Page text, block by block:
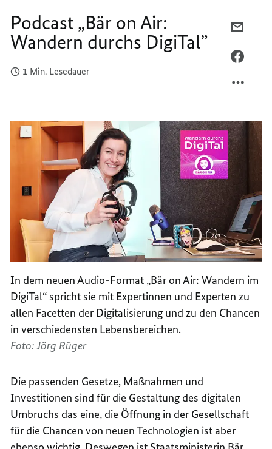
DigiTal”
Podcast „Bär on Air:
Wandern durchs DigiTal”
1 Min. Lesedauer
AIR:
ON
AIR:
In dem neuen Audio-Format „Bär on Air: Wandern im
DigiTal“ spricht sie mit Expertinnen und Experten zu
allen Facetten der Digitalisierung und zu den Chancen
in verschiedensten Lebensbereichen.
Foto: Jörg Rüger
Die passenden Gesetze, Maßnahmen und
Investitionen sind für die Gestaltung des digitalen
Umbruchs das eine, die Öffnung in der Gesellschaft
für die Chancen von neuen Technologien ist aber